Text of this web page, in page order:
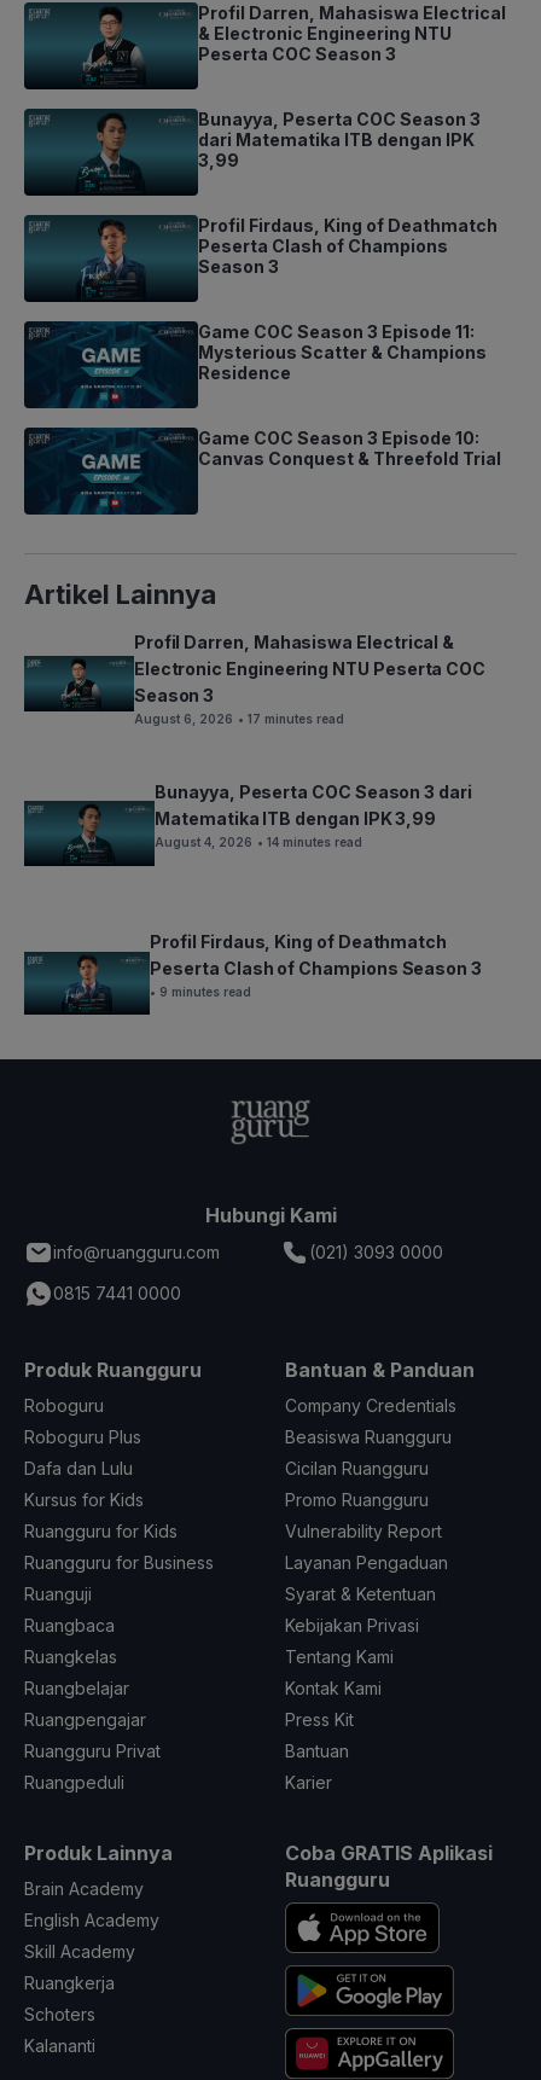
Profil Darren, Mahasiswa Electrical
& Electronic Engineering NTU
Peserta COC Season 3
Bunayya, Peserta COC Season 3
dari Matematika ITB dengan IPK
3,99
Profil Firdaus, King of Deathmatch
Peserta Clash of Champions
Season 3
Game COC Season 3 Episode 11:
Mysterious Scatter & Champions
Residence
Game COC Season 3 Episode 10:
Canvas Conquest & Threefold Trial
Artikel Lainnya
Profil Darren, Mahasiswa Electrical &
Electronic Engineering NTU Peserta COC
Season 3
August 6, 2026 • 17 minutes read
Bunayya, Peserta COC Season 3 dari
Matematika ITB dengan IPK 3,99
August 4, 2026 • 14 minutes read
Profil Firdaus, King of Deathmatch
Peserta Clash of Champions Season 3
• 9 minutes read
Hubungi Kami
info@ruangguru.com
(021) 3093 0000
0815 7441 0000
Produk Ruangguru
Roboguru
Roboguru Plus
Dafa dan Lulu
Kursus for Kids
Ruangguru for Kids
Ruangguru for Business
Ruanguji
Ruangbaca
Ruangkelas
Ruangbelajar
Ruangpengajar
Ruangguru Privat
Ruangpeduli
Bantuan & Panduan
Company Credentials
Beasiswa Ruangguru
Cicilan Ruangguru
Promo Ruangguru
Vulnerability Report
Layanan Pengaduan
Syarat & Ketentuan
Kebijakan Privasi
Tentang Kami
Kontak Kami
Press Kit
Bantuan
Karier
Produk Lainnya
Brain Academy
English Academy
Skill Academy
Ruangkerja
Schoters
Kalananti
Coba GRATIS Aplikasi
Ruangguru